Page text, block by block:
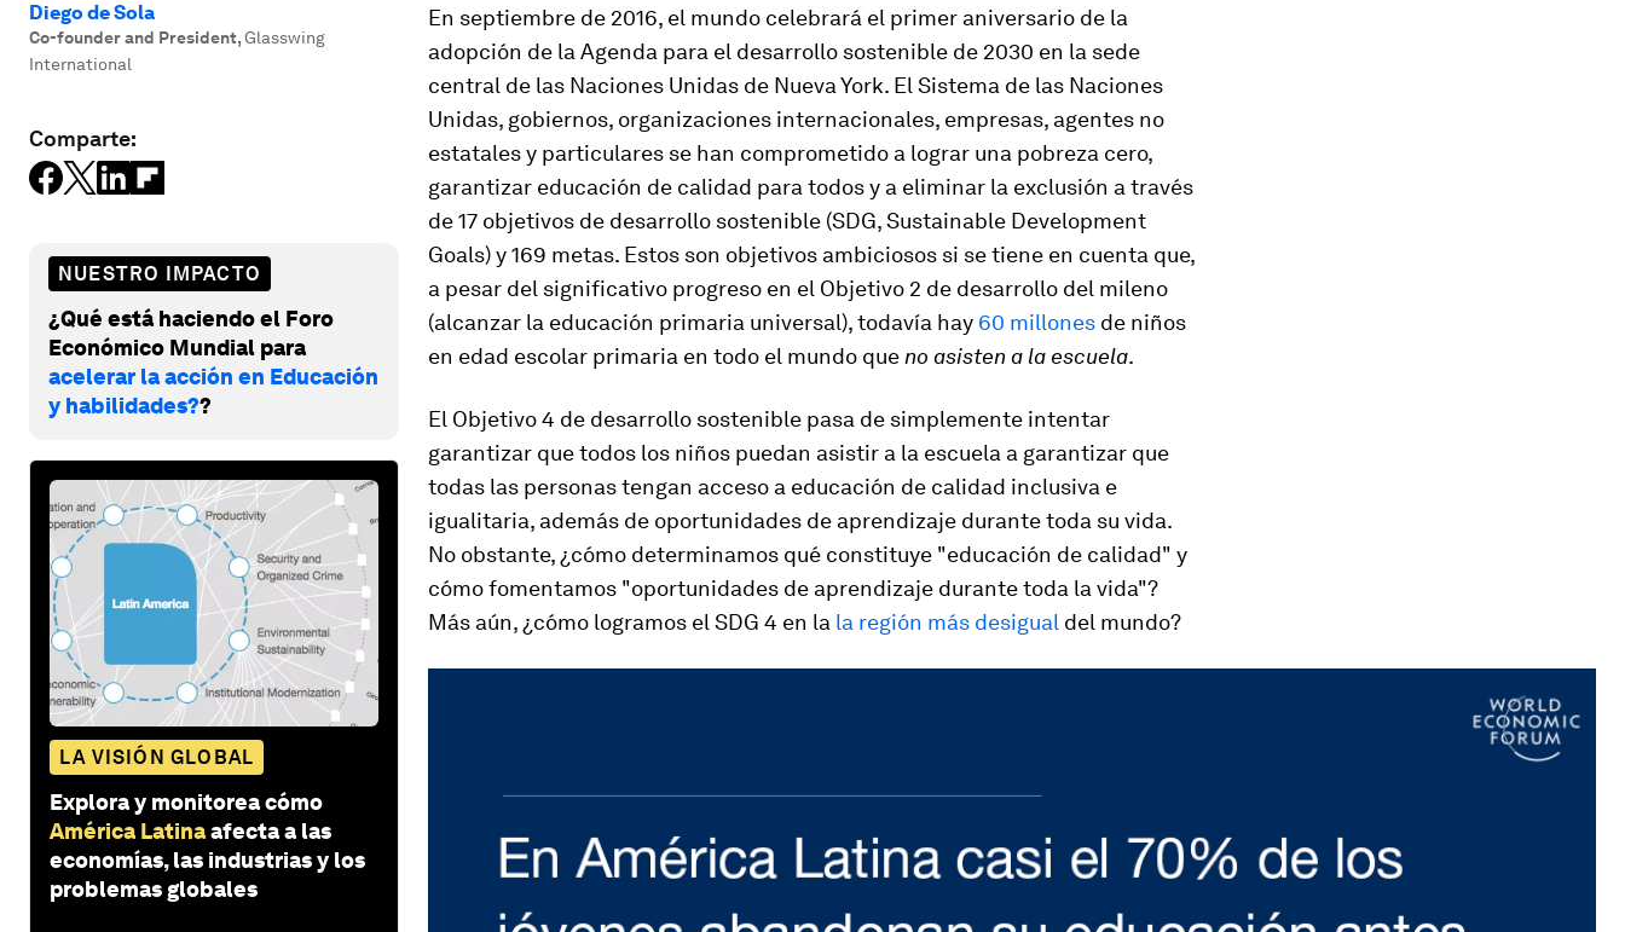
Diego de Sola
Co-founder and President,Glasswing
International
Comparte:
NUESTRO IMPACTO
¿Qué está haciendo el Foro
Económico Mundial para
acelerar la acción en Educación
y habilidades??
LA VISIÓN GLOBAL
Explora y monitorea cómo
América Latinaafecta a las
economías, las industrias y los
problemas globales
En septiembre de 2016, el mundo celebrará el primer aniversario de la
adopción de la Agenda para el desarrollo sostenible de 2030 en la sede
central de las Naciones Unidas de Nueva York. El Sistema de las Naciones
Unidas, gobiernos, organizaciones internacionales, empresas, agentes no
estatales y particulares se han comprometido a lograr una pobreza cero,
garantizar educación de calidad para todos y a eliminar la exclusión a través
de 17 objetivos de desarrollo sostenible (SDG, Sustainable Development
Goals) y 169 metas. Estos son objetivos ambiciosos si se tiene en cuenta que,
a pesar del significativo progreso en el Objetivo 2 de desarrollo del mileno
(alcanzar la educación primaria universal), todavía hay 60 millones de niños
en edad escolar primaria en todo el mundo que no asisten a la escuela.
El Objetivo 4 de desarrollo sostenible pasa de simplemente intentar
garantizar que todos los niños puedan asistir a la escuela a garantizar que
todas las personas tengan acceso a educación de calidad inclusiva e
igualitaria, además de oportunidades de aprendizaje durante toda su vida.
No obstante, ¿cómo determinamos qué constituye "educación de calidad" y
cómo fomentamos "oportunidades de aprendizaje durante toda la vida"?
Más aún, ¿cómo logramos el SDG 4 en la la región más desigual del mundo?